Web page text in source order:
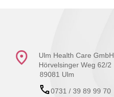
Ulm Health Care GmbH
Hörvelsinger Weg 62/2
89081 Ulm
0731 / 39 89 99 70